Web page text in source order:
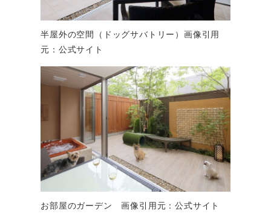
半屋外の空間（ドッグサバトリー）画像引用
元：公式サイト
お部屋のガーデン 画像引用元：公式サイト